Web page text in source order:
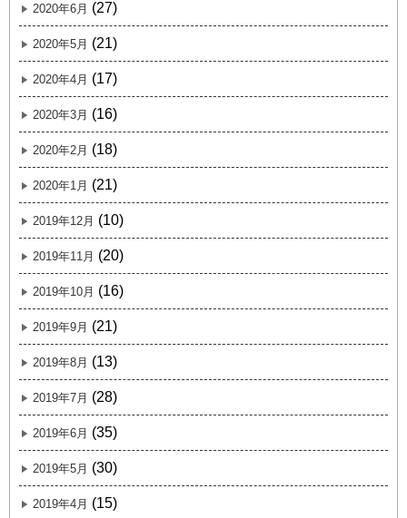
2020年6月 (27)
2020年5月 (21)
2020年4月 (17)
2020年3月 (16)
2020年2月 (18)
2020年1月 (21)
2019年12月 (10)
2019年11月 (20)
2019年10月 (16)
2019年9月 (21)
2019年8月 (13)
2019年7月 (28)
2019年6月 (35)
2019年5月 (30)
2019年4月 (15)